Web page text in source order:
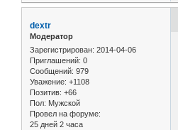
dextr
Модератор
Зарегистрирован: 2014-04-06
Приглашений: 0
Сообщений: 979
Уважение: +1108
Позитив: +66
Пол: Мужской
Провел на форуме:
25 дней 2 часа